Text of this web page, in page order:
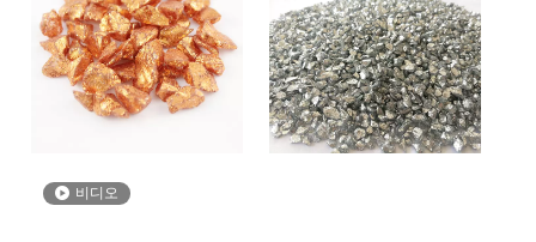
비디오